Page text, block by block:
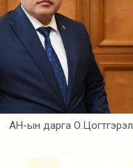
АН-ын дарга О.Цогтгэрэл